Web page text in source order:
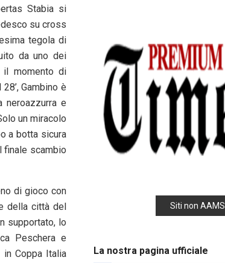
Stabia si
su cross
tegola di
da uno dei
il momento di
Gambino è
neroazzurra e
un miracolo
a botta sicura
finale scambio
di gioco con
della città del
supportato, lo
Peschera e
Coppa Italia
Siti non AAMS
La nostra pagina ufficiale